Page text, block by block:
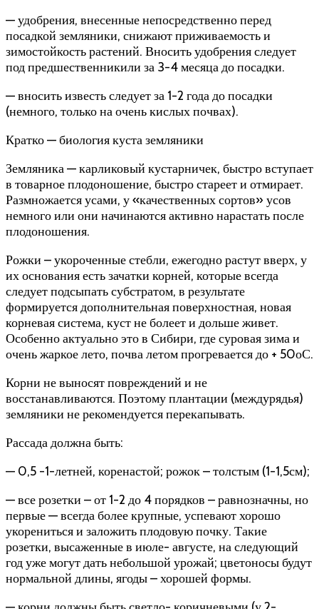
— удобрения, внесенные непосредственно перед
посадкой земляники, снижают приживаемость и
зимостойкость растений. Вносить удобрения следует
под предшественникили за 3-4 месяца до посадки.
— вносить известь следует за 1-2 года до посадки
(немного, только на очень кислых почвах).
Кратко — биология куста земляники
Земляника — карликовый кустарничек, быстро вступает
в товарное плодоношение, быстро стареет и отмирает.
Размножается усами, у «качественных сортов» усов
немного или они начинаются активно нарастать после
плодоношения.
Рожки – укороченные стебли, ежегодно растут вверх, у
их основания есть зачатки корней, которые всегда
следует подсыпать субстратом, в результате
формируется дополнительная поверхностная, новая
корневая система, куст не болеет и дольше живет.
Особенно актуально это в Сибири, где суровая зима и
очень жаркое лето, почва летом прогревается до + 50оС.
Корни не выносят повреждений и не
восстанавливаются. Поэтому плантации (междурядья)
земляники не рекомендуется перекапывать.
Рассада должна быть:
— 0,5 -1-летней, коренастой; рожок – толстым (1-1,5см);
— все розетки – от 1-2 до 4 порядков – равнозначны, но
первые — всегда более крупные, успевают хорошо
укорениться и заложить плодовую почку. Такие
розетки, высаженные в июле- августе, на следующий
год уже могут дать небольшой урожай; цветоносы будут
нормальной длины, ягоды – хорошей формы.